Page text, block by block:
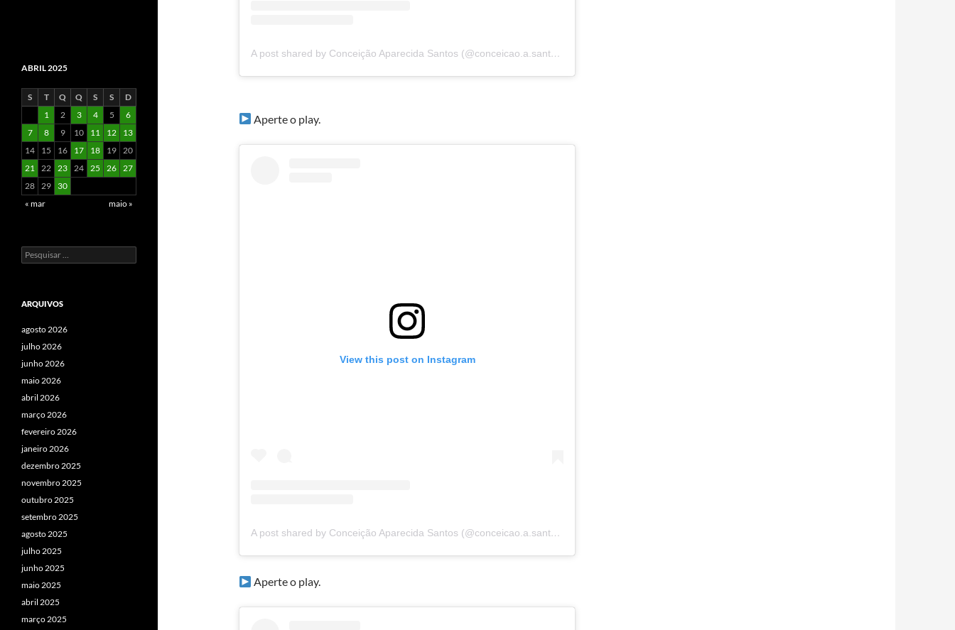
A post shared by Conceição Aparecida Santos (@conceicao.a.santos)
Aperte o play.
View this post on Instagram
A post shared by Conceição Aparecida Santos (@conceicao.a.santos)
Aperte o play.
ABRIL 2025
S T Q Q S S
D
1
2 3 4 5
6
7
8 9 10 11 12
13
14
15 16 17 18 19 20
21 22 23 24 25 26 27
28 29
30
« mar
maio »
Pesquisar
por:
ARQUIVOS
agosto 2026
julho 2026
junho 2026
maio 2026
abril 2026
março 2026
fevereiro 2026
janeiro 2026
dezembro 2025
novembro 2025
outubro 2025
setembro 2025
agosto 2025
julho 2025
junho 2025
maio 2025
abril 2025
março 2025